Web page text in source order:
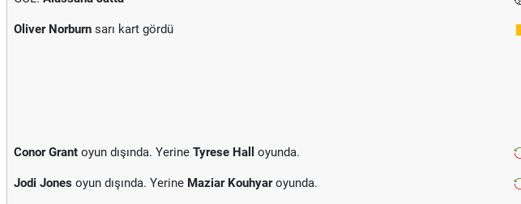
Oliver Norburn sarı kart gördü
Conor Grant oyun dışında. Yerine Tyrese Hall oyunda.
Jodi Jones oyun dışında. Yerine Maziar Kouhyaroyunda.